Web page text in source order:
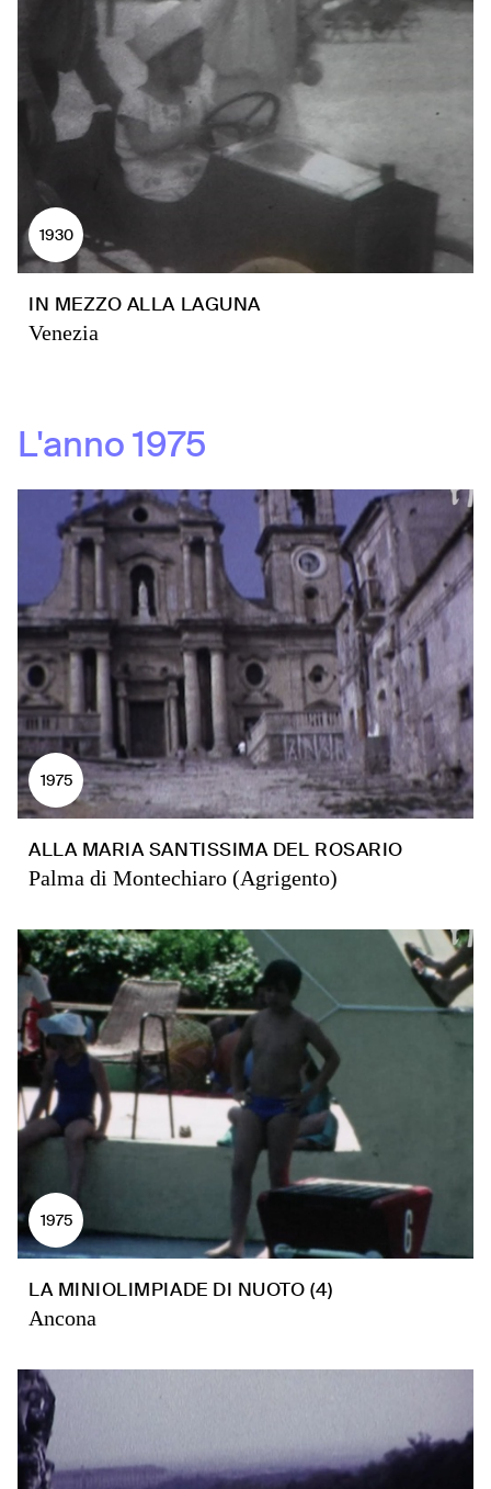
1930
IN MEZZO ALLA LAGUNA
Venezia
L'anno1975
1975
ALLA MARIA SANTISSIMA DEL ROSARIO
Palma di Montechiaro (Agrigento)
1975
LA MINIOLIMPIADE DI NUOTO (4)
Ancona